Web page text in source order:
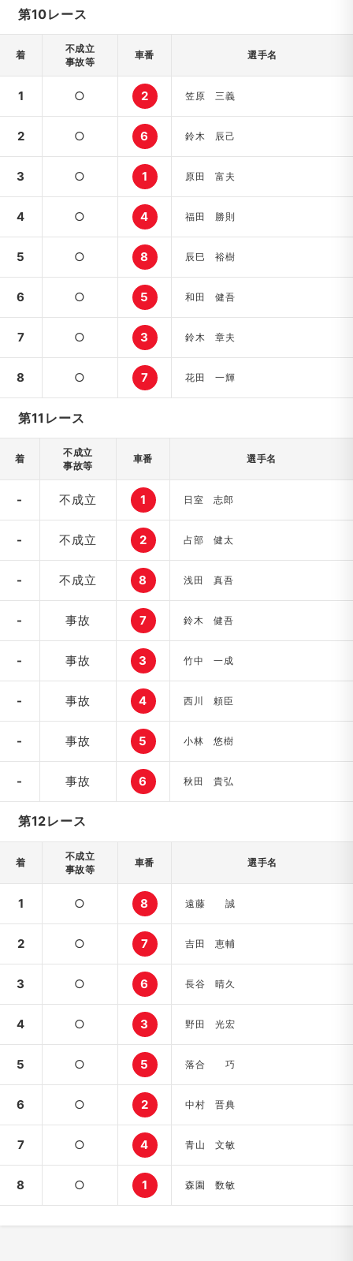
第10レース
着
不成立
事故等
車番 選手名
1 ○ 2 笠原 三義
2 ○ 6 鈴木 辰己
3 ○ 1 原田 富夫
4 ○ 4 福田 勝則
5 ○ 8 辰巳 裕樹
6 ○ 5 和田 健吾
7 ○ 3 鈴木 章夫
8 ○ 7 花田 一輝
第11レース
着
不成立
事故等
車番 選手名
- 不成立 1 日室 志郎
- 不成立 2 占部 健太
- 不成立 8 浅田 真吾
- 事故 7 鈴木 健吾
- 事故 3 竹中 一成
- 事故 4 西川 頼臣
- 事故 5 小林 悠樹
- 事故 6 秋田 貴弘
第12レース
着
不成立
事故等
車番 選手名
1 ○ 8 遠藤 誠
2 ○ 7 吉田 恵輔
3 ○ 6 長谷 晴久
4 ○ 3 野田 光宏
5 ○ 5 落合 巧
6 ○ 2 中村 晋典
7 ○ 4 青山 文敏
8 ○ 1 森園 数敏